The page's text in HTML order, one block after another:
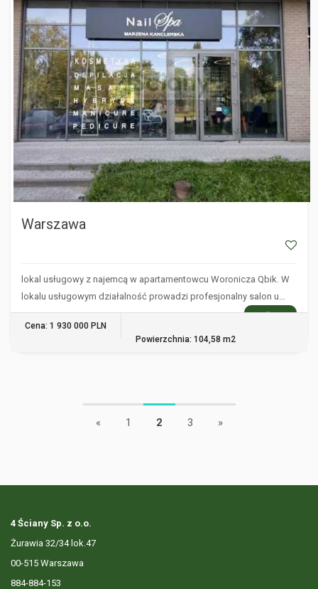
Warszawa
lokal usługowy z najemcą w apartamentowcu Woronicza Qbik. W
lokalu usługowym działalność prowadzi profesjonalny salon u…
WIĘCEJ
Cena: 1 930 000 PLN
Powierzchnia: 104,58 m2
« 1 2 3 »
4 Ściany Sp. z o.o.
Żurawia 32/34 lok.47
00-515 Warszawa
884-884-153